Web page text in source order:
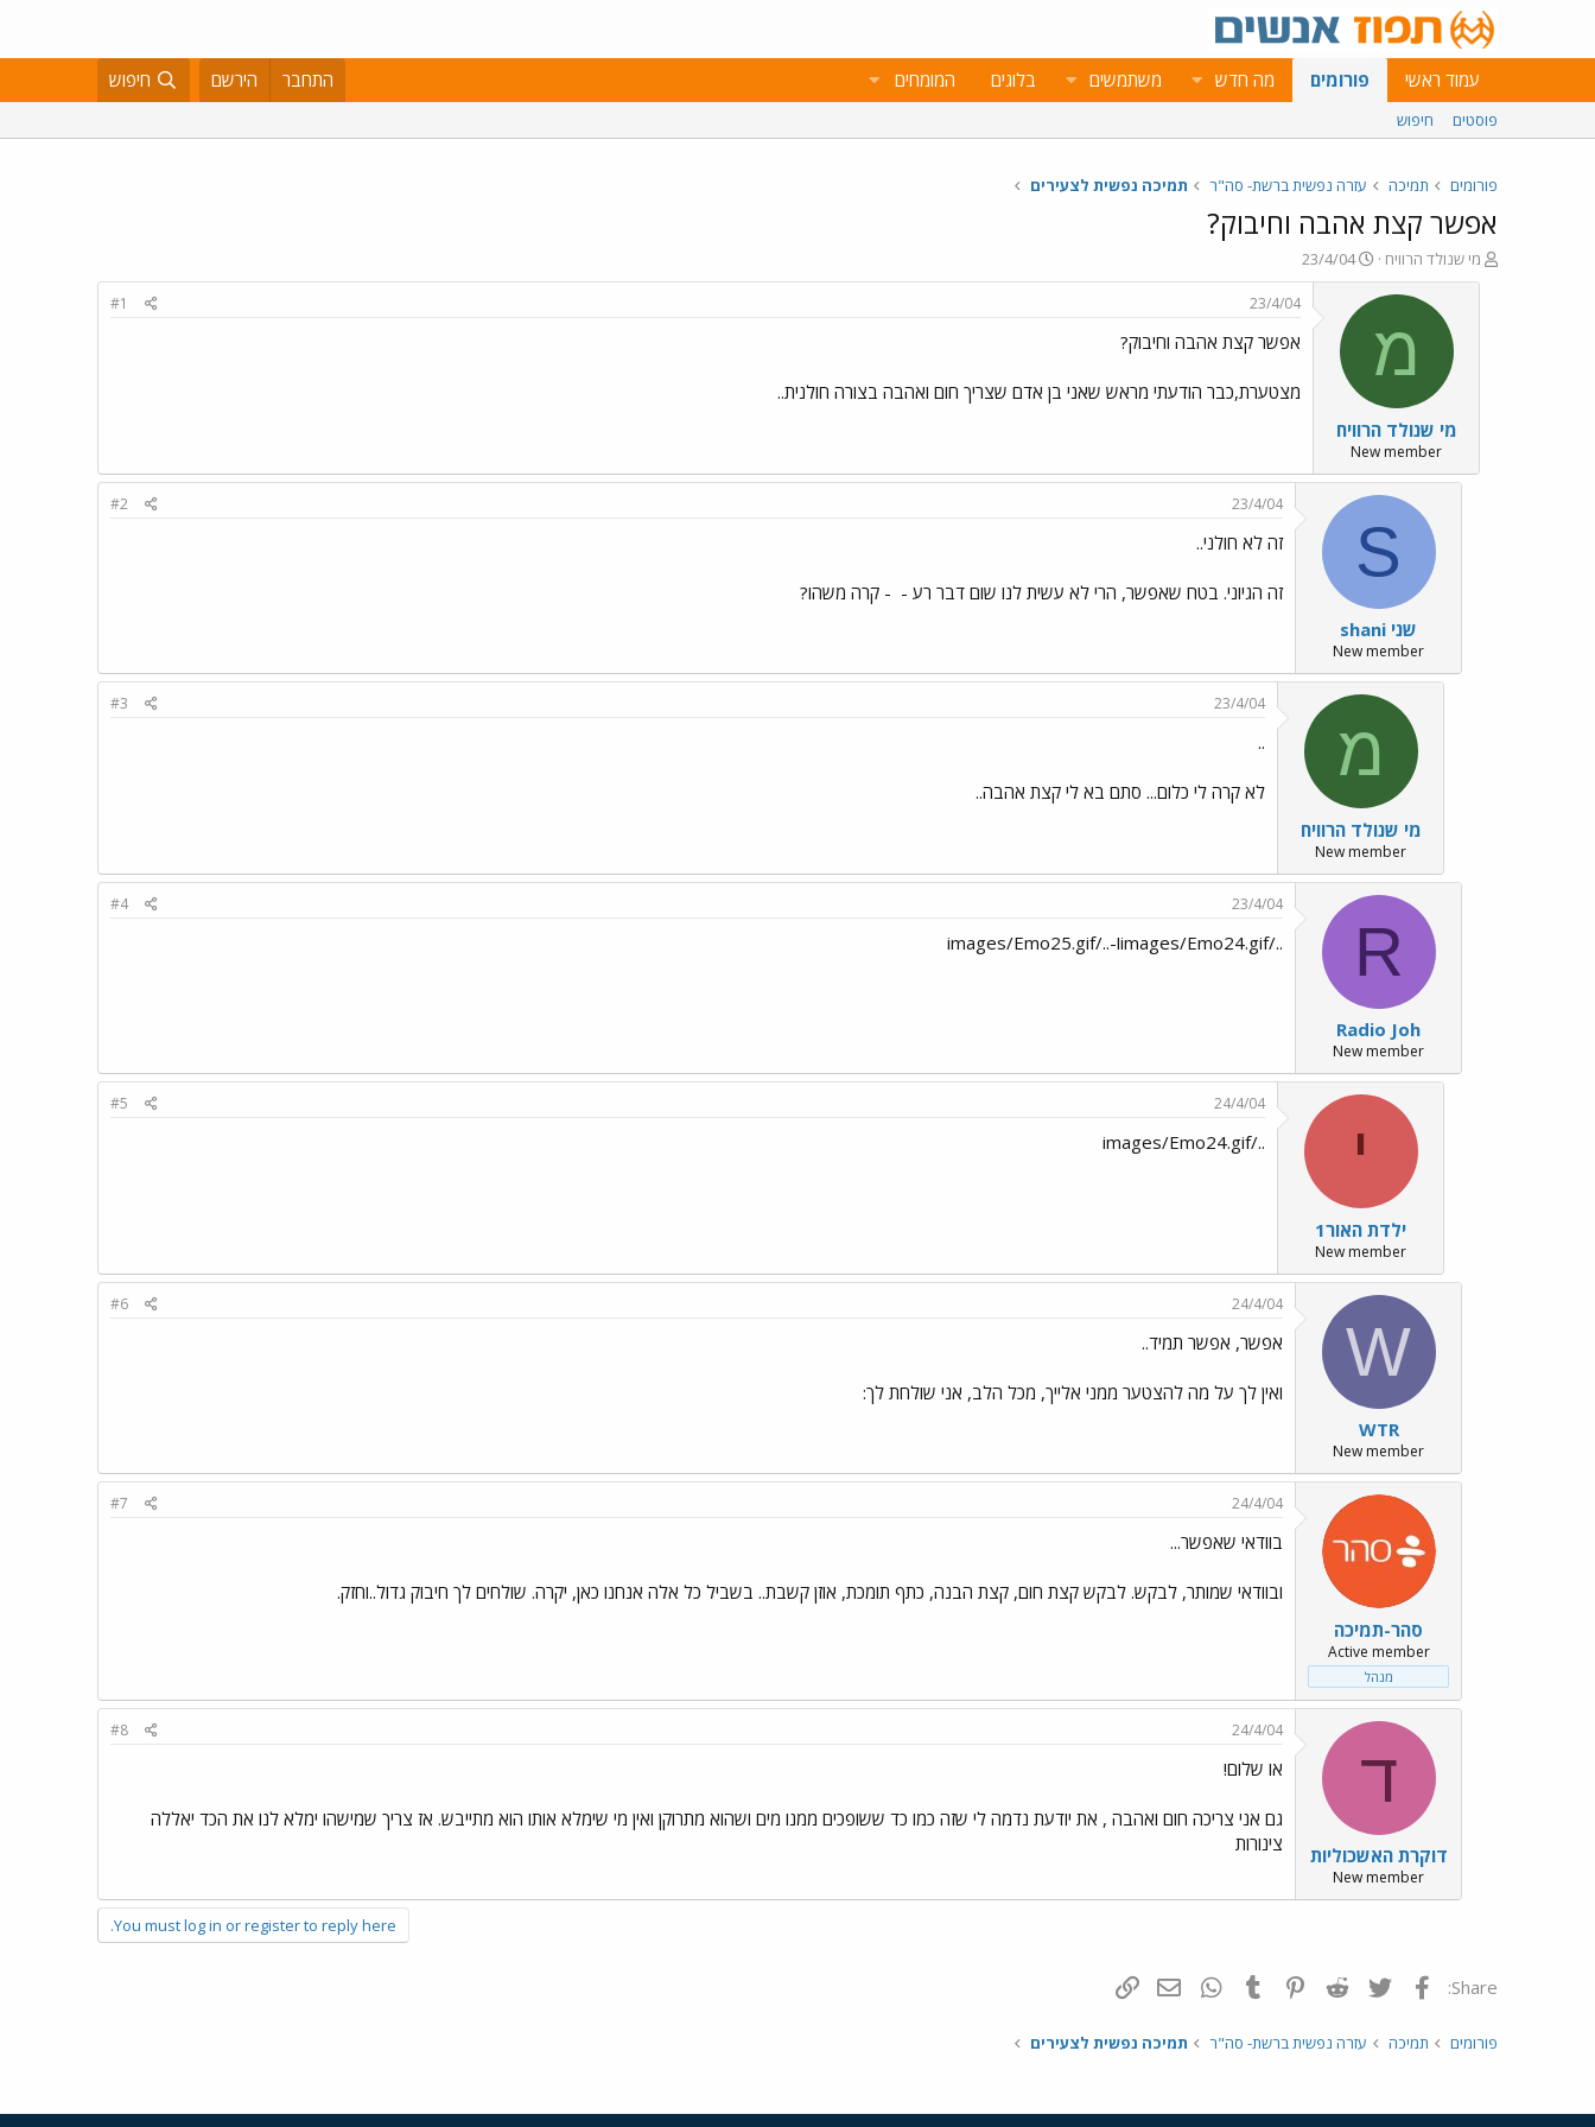
עמוד ראשי פורומים מה חדש משתמשים בלוגים המומחים התחבר הירשם חיפוש
פוסטים חיפוש
פורומים תמיכה עזרה נפשית ברשת- סה"ר תמיכה נפשית לצעירים
אפשר קצת אהבה וחיבוק?
פ
ו
מי שנולד הרוויח
פ
ו
ס
ת
ר
י
ך
23/4/04
מ
מי שנולד הרוויח
New member
23/4/04
#1
אפשר קצת אהבה וחיבוק?
מצטערת,כבר הודעתי מראש שאני בן אדם שצריך חום ואהבה בצורה חולנית..
S
shani שני
New member
23/4/04
#2
זה לא חולני..
זה הגיוני. בטח שאפשר, הרי לא עשית לנו שום דבר רע - - קרה משהו?
מ
מי שנולד הרוויח
New member
23/4/04
#3
..
לא קרה לי כלום... סתם בא לי קצת אהבה..
R
Radio Joh
New member
23/4/04
#4
../images/Emo24.gifו-../images/Emo25.gif
י
ילדת האור1
New member
24/4/04
#5
../images/Emo24.gif
W
WTR
New member
24/4/04
#6
אפשר, אפשר תמיד..
ואין לך על מה להצטער ממני אלייך, מכל הלב, אני שולחת לך:
סהר-תמיכה
Active member
מנהל
24/4/04
#7
בוודאי שאפשר...
ובוודאי שמותר, לבקש. לבקש קצת חום, קצת הבנה, כתף תומכת, אוזן קשבת.. בשביל כל אלה אנחנו כאן, יקרה. שולחים לך חיבוק גדול..וחזק.
ד
דוקרת האשכוליות
New member
24/4/04
#8
או שלום!
גם אני צריכה חום ואהבה , את יודעת נדמה לי שזה כמו כד ששופכים ממנו מים ושהוא מתרוקן ואין מי שימלא אותו הוא מתייבש. אז צריך שמישהו ימלא לנו את הכד יאללה
צינורות
You must log in or register to reply here.
Share: פייסבוק Twitter
Reddit
Pinterest
Tumblr
WhatsAppדואר אלקטרוני
פורומים תמיכה עזרה נפשית ברשת- סה"ר תמיכה נפשית לצעירים